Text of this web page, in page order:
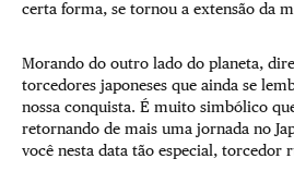
certa forma, se tornou a extensão da
Morando do outro lado do planeta,
torcedores japoneses que ainda se
nossa conquista. É muito simbólico
retornando de mais uma jornada no
você nesta data tão especial, torcedor